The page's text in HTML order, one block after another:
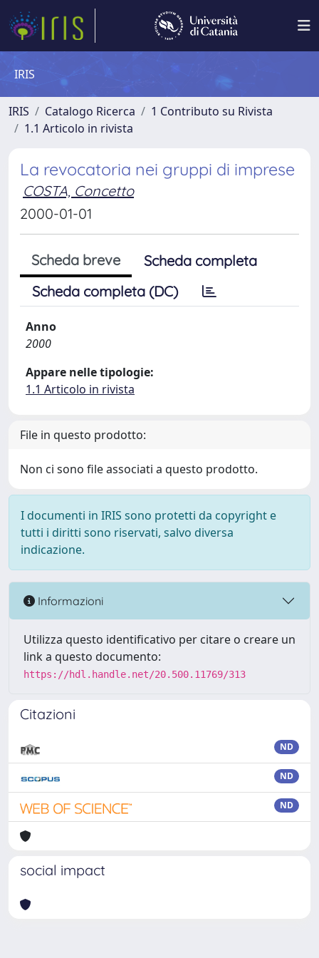
IRIS
IRIS Catalogo Ricerca
1 Contributo su Rivista
1.1 Articolo in rivista
La revocatoria nei gruppi di imprese
COSTA, Concetto
2000-01-01
Scheda breve
Scheda completa
Scheda completa (DC)
Anno
2000
Appare nelle tipologie:
1.1 Articolo in rivista
File in questo prodotto:
Non ci sono file associati a questo prodotto.
I documenti in IRIS sono protetti da copyright e
tutti i diritti sono riservati, salvo diversa
indicazione.
Informazioni
Utilizza questo identificativo per citare o creare un
link a questo documento:
https://hdl.handle.net/20.500.11769/313
Citazioni
ND
ND
ND
social impact